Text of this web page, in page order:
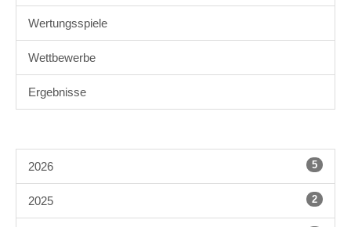
Wertungsspiele
Wettbewerbe
Ergebnisse
2026 5
2025 2